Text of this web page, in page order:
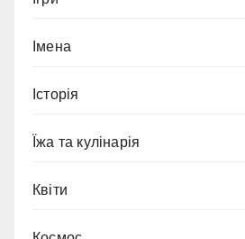
Імена
Історія
Їжа та кулінарія
Квіти